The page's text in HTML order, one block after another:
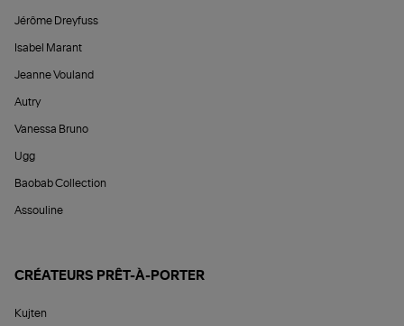
Jérôme Dreyfuss
Isabel Marant
Jeanne Vouland
Autry
Vanessa Bruno
Ugg
Baobab Collection
Assouline
CRÉATEURS PRÊT-À-PORTER
Kujten